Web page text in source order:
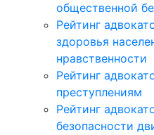
общественной
Рейтинг
здоровья
нравственности
Рейтинг
преступлениям
Рейтинг
безопасности